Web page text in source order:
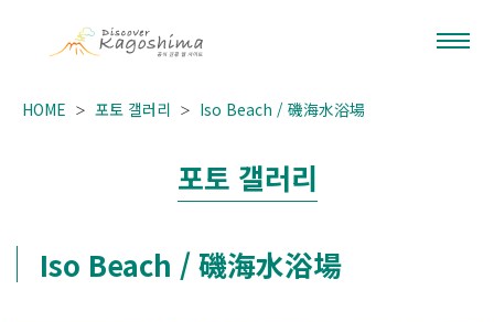
HOME 포토 갤러리 Iso Beach / 磯海水浴場
포토 갤러리
Iso Beach / 磯海水浴場